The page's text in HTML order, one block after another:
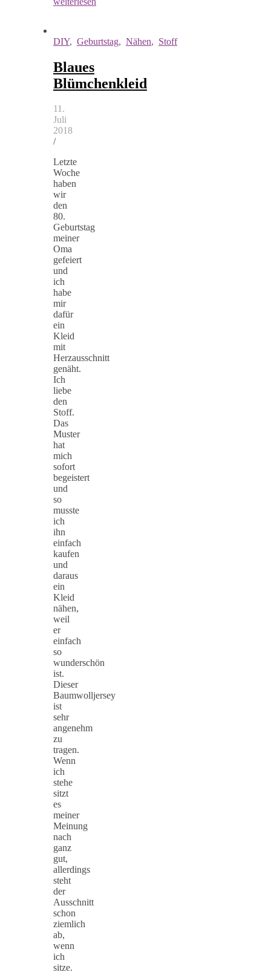
DIY, Geburtstag, Nähen, Stoff
Blaues
Blümchenkleid
11.
Juli
2018
/
Letzte
Woche
haben
wir
den
80.
Geburtstag
meiner
Oma
gefeiert
und
ich
habe
mir
dafür
ein
Kleid
mit
Herzausschnitt
genäht.
Ich
liebe
den
Stoff.
Das
Muster
hat
mich
sofort
begeistert
und
so
musste
ich
ihn
einfach
kaufen
und
daraus
ein
Kleid
nähen,
weil
er
einfach
so
wunderschön
ist.
Dieser
Baumwolljersey
ist
sehr
angenehm
zu
tragen.
Wenn
ich
stehe
sitzt
es
meiner
Meinung
nach
ganz
gut,
allerdings
steht
der
Ausschnitt
schon
ziemlich
ab,
wenn
ich
sitze.